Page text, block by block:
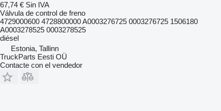
67,74 € Sin IVA
Válvula de control de freno
4729000600 4728800000 A0003276725 0003276725 1506180
A0003278525 0003278525
diésel
Estonia, Tallinn
TruckParts Eesti OÜ
Contacte con el vendedor